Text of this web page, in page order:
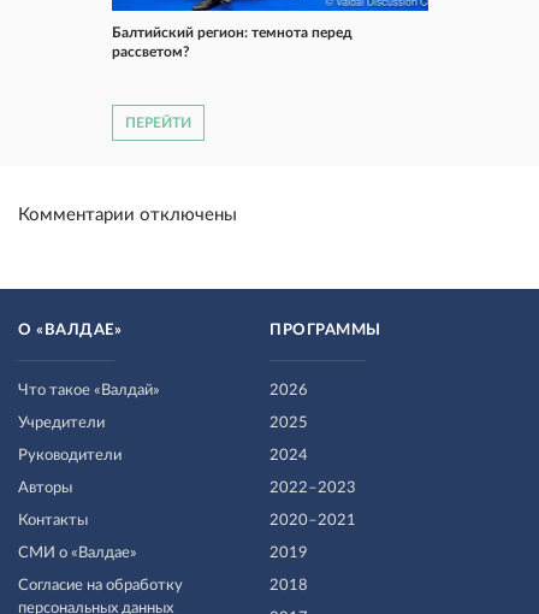
Балтийский регион: темнота перед
рассветом?
ПЕРЕЙТИ
Комментарии отключены
О «ВАЛДАЕ»
Что такое «Валдай»
Учредители
Руководители
Авторы
Контакты
СМИ о «Валдае»
Согласие на обработку
персональных данных
ПРОГРАММЫ
2026
2025
2024
2022–2023
2020–2021
2019
2018